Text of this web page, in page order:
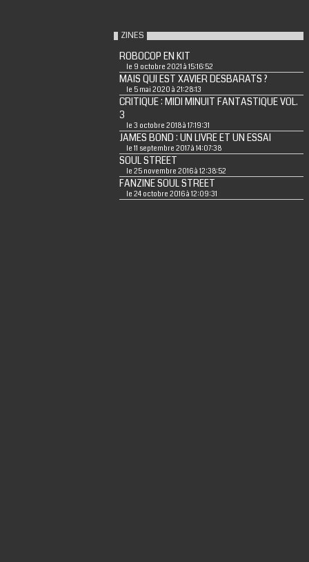
ZINES
ROBOCOP EN KIT
le 9 octobre 2021 à 15:16:52
MAIS QUI EST XAVIER DESBARATS ?
le 5 mai 2020 à 21:28:13
CRITIQUE : MIDI MINUIT FANTASTIQUE VOL.
3
le 3 octobre 2018 à 17:19:31
JAMES BOND : UN LIVRE ET UN ESSAI
le 11 septembre 2017 à 14:07:38
SOUL STREET
le 25 novembre 2016 à 12:38:52
FANZINE SOUL STREET
le 24 octobre 2016 à 12:09:31